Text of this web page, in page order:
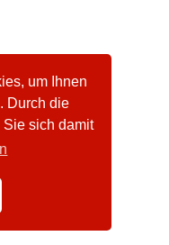
um Ihnen
Durch die
Sie sich damit